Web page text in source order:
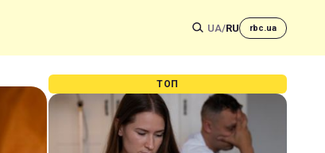
UA/RU rbc.ua
ТОП